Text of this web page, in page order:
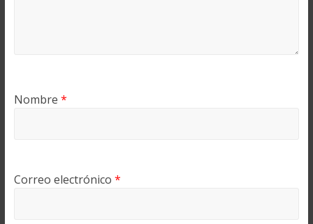
Nombre *
Correo electrónico *